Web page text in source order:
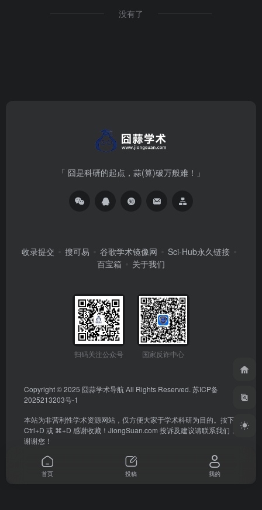
没有了
「 囧是科研的起点，蒜(算)破万般难！」
收录提交 搜可易 谷歌学术镜像网
Sci-Hub永久链接
百宝箱
关于我们
扫码关注公众号 国家反诈中心
Copyright © 2025 囧蒜学术导航 All Rights Reserved. 苏ICP备
2025213203号-1
本站为非营利性学术资源网站，仅方便大家于学术科研为目的。按下
Ctrl+D 或 ⌘+D 感谢收藏！ JiongSuan.com 投诉及建议请联系我们，
谢谢您！
首页 投稿 我的